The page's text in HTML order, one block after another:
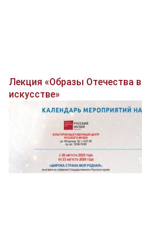
Лекция «Образы Отечества
искусстве»